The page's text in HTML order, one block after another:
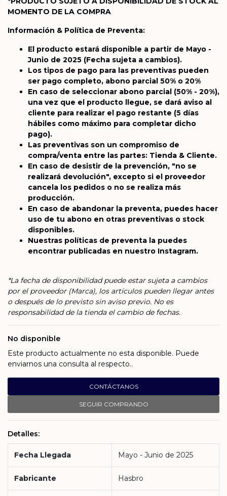
MOMENTO DE LA COMPRA
Información & Política de Preventa:
El producto estará disponible a partir de Mayo -
Junio de 2025 (Fecha sujeta a cambios).
Los tipos de pago para las preventivas pueden
ser pago completo, abono parcial 50% o 20%
En caso de seleccionar abono parcial (50% - 20%),
una vez que el producto llegue, se dará aviso al
cliente para realizar el pago restante (5 días
hábiles como máximo para completar dicho
pago).
Las preventivas son un compromiso de
compra/venta entre las partes: Tienda & Cliente.
En caso de desistir de la prevención, "no se
realizará devolución", excepto si el proveedor
cancela los pedidos o no se realiza más
producción.
En caso de abandonar la preventa, puedes hacer
uso de tu abono en otras preventivas o stock
disponibles.
Nuestras políticas de preventa la puedes
encontrar publicadas en nuestro Instagram.
*La fecha de disponibilidad puede estar sujeta a cambios
por el proveedor (Marca), los artículos pueden llegar antes
o después de lo previsto sin aviso previo. No es
responsabilidad de la tienda el cambio de fechas.
No disponible
Este producto actualmente no esta disponible. Puede
enviarnos una consulta al respecto..
CONTÁCTANOS
SEGUIR COMPRANDO
Detalles:
Fecha Llegada Mayo - Junio de 2025
Fabricante Hasbro